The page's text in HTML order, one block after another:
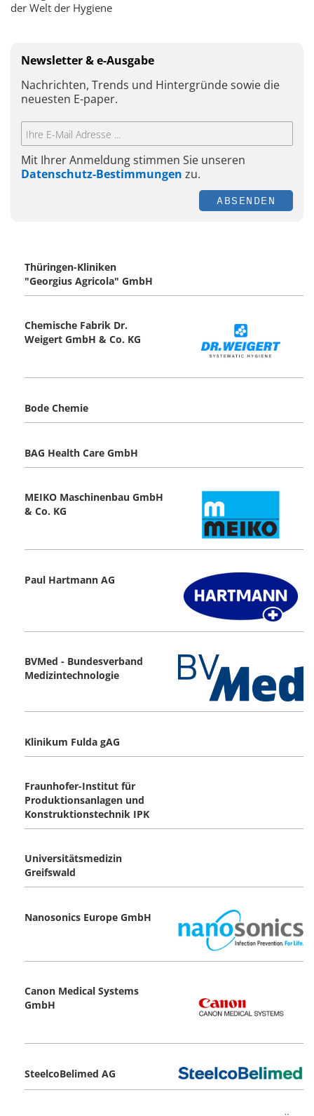
der Welt der Hygiene
Newsletter & e-Ausgabe
Nachrichten, Trends und Hintergründe sowie die
neuesten E-paper.
Mit Ihrer Anmeldung stimmen Sie unseren
Datenschutz-Bestimmungen zu.
ABSENDEN
Thüringen-Kliniken
"Georgius Agricola" GmbH
Chemische Fabrik Dr.
Weigert GmbH & Co. KG
Bode Chemie
BAG Health Care GmbH
MEIKO Maschinenbau GmbH
& Co. KG
Paul Hartmann AG
BVMed - Bundesverband
Medizintechnologie
Klinikum Fulda gAG
Fraunhofer-Institut für
Produktionsanlagen und
Konstruktionstechnik IPK
Universitätsmedizin
Greifswald
Nanosonics Europe GmbH
Canon Medical Systems
GmbH
SteelcoBelimed AG